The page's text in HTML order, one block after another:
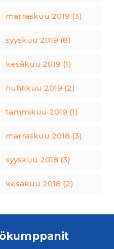
marraskuu 2019 (3)
syyskuu 2019 (8)
kesäkuu 2019 (1)
huhtikuu 2019 (2)
tammikuu 2019 (1)
marraskuu 2018 (3)
syyskuu 2018 (3)
kesäkuu 2018 (2)